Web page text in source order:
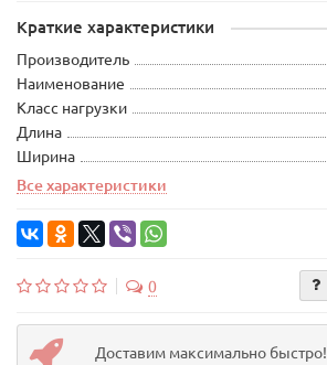
Краткие характеристики
Производитель
Наименование
Класс нагрузки
Длина
Ширина
Все характеристики
0
Доставим максимально быстро!